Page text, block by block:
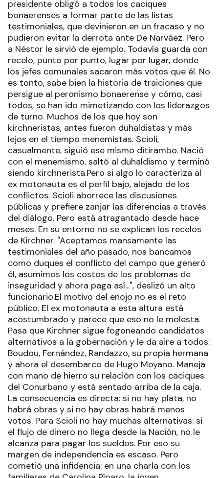
presidente obligó a todos los caciques
bonaerenses a formar parte de las listas
testimoniales, que devinieron en un fracaso y no
pudieron evitar la derrota ante De Narváez. Pero
a Néstor le sirvió de ejemplo. Todavía guarda con
recelo, punto por punto, lugar por lugar, donde
los jefes comunales sacaron más votos que él. No
es tonto, sabe bien la historia de traiciones que
persigue al peronismo bonaerense y cómo, casi
todos, se han ido mimetizando con los liderazgos
de turno. Muchos de los que hoy son
kirchneristas, antes fueron duhaldistas y más
lejos en el tiempo menemistas. Scioli,
casualmente, siguió ese mismo ditirambo. Nació
con el menemismo, saltó al duhaldismo y terminó
siendo kirchnerista.Pero si algo lo caracteriza al
ex motonauta es el perfil bajo, alejado de los
conflictos. Scioli aborrece las discusiones
públicas y prefiere zanjar las diferencias a través
del diálogo. Pero está atragantado desde hace
meses. En su entorno no se explican los recelos
de Kirchner. "Aceptamos mansamente las
testimoniales del año pasado, nos bancamos
como duques el conflicto del campo que generó
él, asumimos los costos de los problemas de
inseguridad y ahora paga así...", deslizó un alto
funcionario.El motivo del enojo no es el reto
público. El ex motonauta a esta altura está
acostumbrado y parece que eso no le molesta.
Pasa que Kirchner sigue fogoneando candidatos
alternativos a la gobernación y le da aire a todos:
Boudou, Fernández, Randazzo, su propia hermana
y ahora el desembarco de Hugo Moyano. Maneja
con mano de hierro su relación con los caciques
del Conurbano y está sentado arriba de la caja.
La consecuencia es directa: si no hay plata, no
habrá obras y si no hay obras habrá menos
votos. Para Scioli no hay muchas alternativas: si
el flujo de dinero no llega desde la Nación, no le
alcanza para pagar los sueldos. Por eso su
margen de independencia es escaso. Pero
cometió una infidencia: en una charla con los